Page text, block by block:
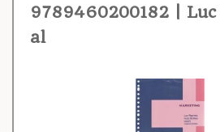
9789460200182 |
al